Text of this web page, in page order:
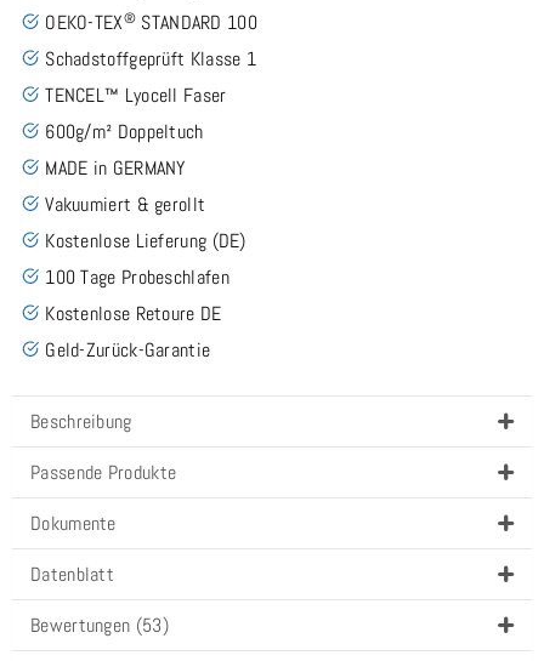
OEKO-TEX® STANDARD 100
Schadstoffgeprüft Klasse 1
TENCEL™ Lyocell Faser
600g/m² Doppeltuch
MADE in GERMANY
Vakuumiert & gerollt
Kostenlose Lieferung (DE)
100 Tage Probeschlafen
Kostenlose Retoure DE
Geld-Zurück-Garantie
Beschreibung
Passende Produkte
Dokumente
Datenblatt
Bewertungen (53)